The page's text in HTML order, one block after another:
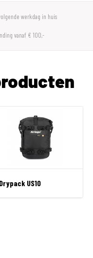
werkdag in huis
vanaf € 100,-
Drypack US10